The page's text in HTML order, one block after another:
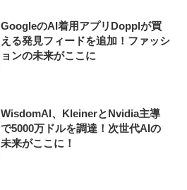
GoogleのAI着用アプリDopplが買
える発見フィードを追加！ファッシ
ョンの未来がここに
WisdomAI、KleinerとNvidia主導
で5000万ドルを調達！次世代AIの
未来がここに！